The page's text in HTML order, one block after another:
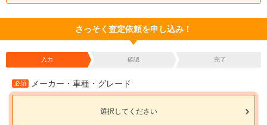
さっそく査定依頼を申し込み！
入力 確認 完了
必須 メーカー・車種・グレード
選択してください